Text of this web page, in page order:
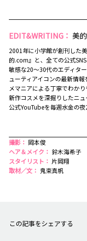
EDIT&WRITING： 美
2001年に小学館が創刊した
的.com』と、全ての公式
敏感な20～30代のエディタ
ューティアイコンの最新情
メマニアによる丁寧でわか
新作コスメを深掘りしたニュ
公式YouTubeを毎週水金の夜
撮影： 岡本俊
ヘア＆メイク： 鈴木海希子
スタイリスト： 片岡翔
取材／文： 鬼束真帆
この記事をシェアする